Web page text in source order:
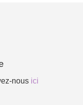
nous ici